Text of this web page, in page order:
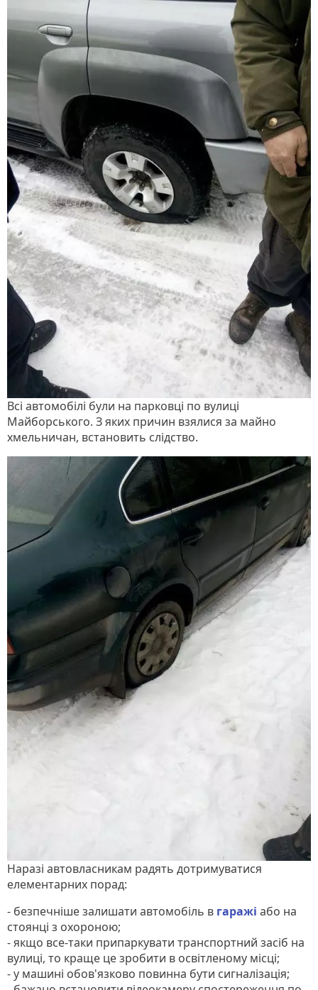
Всі автомобілі були на парковці по вулиці
Майборського. З яких причин взялися за майно
хмельничан, встановить слідство.
Наразі автовласникам радять дотримуватися
елементарних порад:
- безпечніше залишати автомобіль в гаражі або на
стоянці з охороною;
- якщо все-таки припаркувати транспортний засіб на
вулиці, то краще це зробити в освітленому місці;
- у машині обов'язково повинна бути сигналізація;